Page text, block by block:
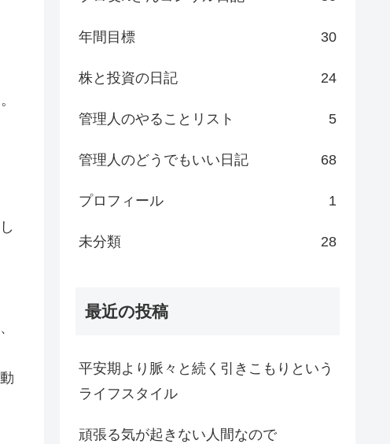
年間目標 30
株と投資の日記 24
管理人のやることリスト 5
管理人のどうでもいい日記 68
プロフィール 1
未分類 28
最近の投稿
平安期より脈々と続く引きこもりという
ライフスタイル
頑張る気が起きない人間なので